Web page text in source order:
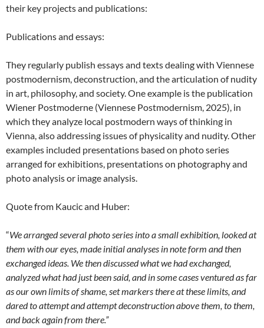
their key projects and publications:
Publications and essays:
They regularly publish essays and texts dealing with Viennese
postmodernism, deconstruction, and the articulation of nudity
in art, philosophy, and society. One example is the publication
Wiener Postmoderne (Viennese Postmodernism, 2025), in
which they analyze local postmodern ways of thinking in
Vienna, also addressing issues of physicality and nudity. Other
examples included presentations based on photo series
arranged for exhibitions, presentations on photography and
photo analysis or image analysis.
Quote from Kaucic and Huber:
“We arranged several photo series into a small exhibition, looked at
them with our eyes, made initial analyses in note form and then
exchanged ideas. We then discussed what we had exchanged,
analyzed what had just been said, and in some cases ventured as far
as our own limits of shame, set markers there at these limits, and
dared to attempt and attempt deconstruction above them, to them,
and back again from there.”